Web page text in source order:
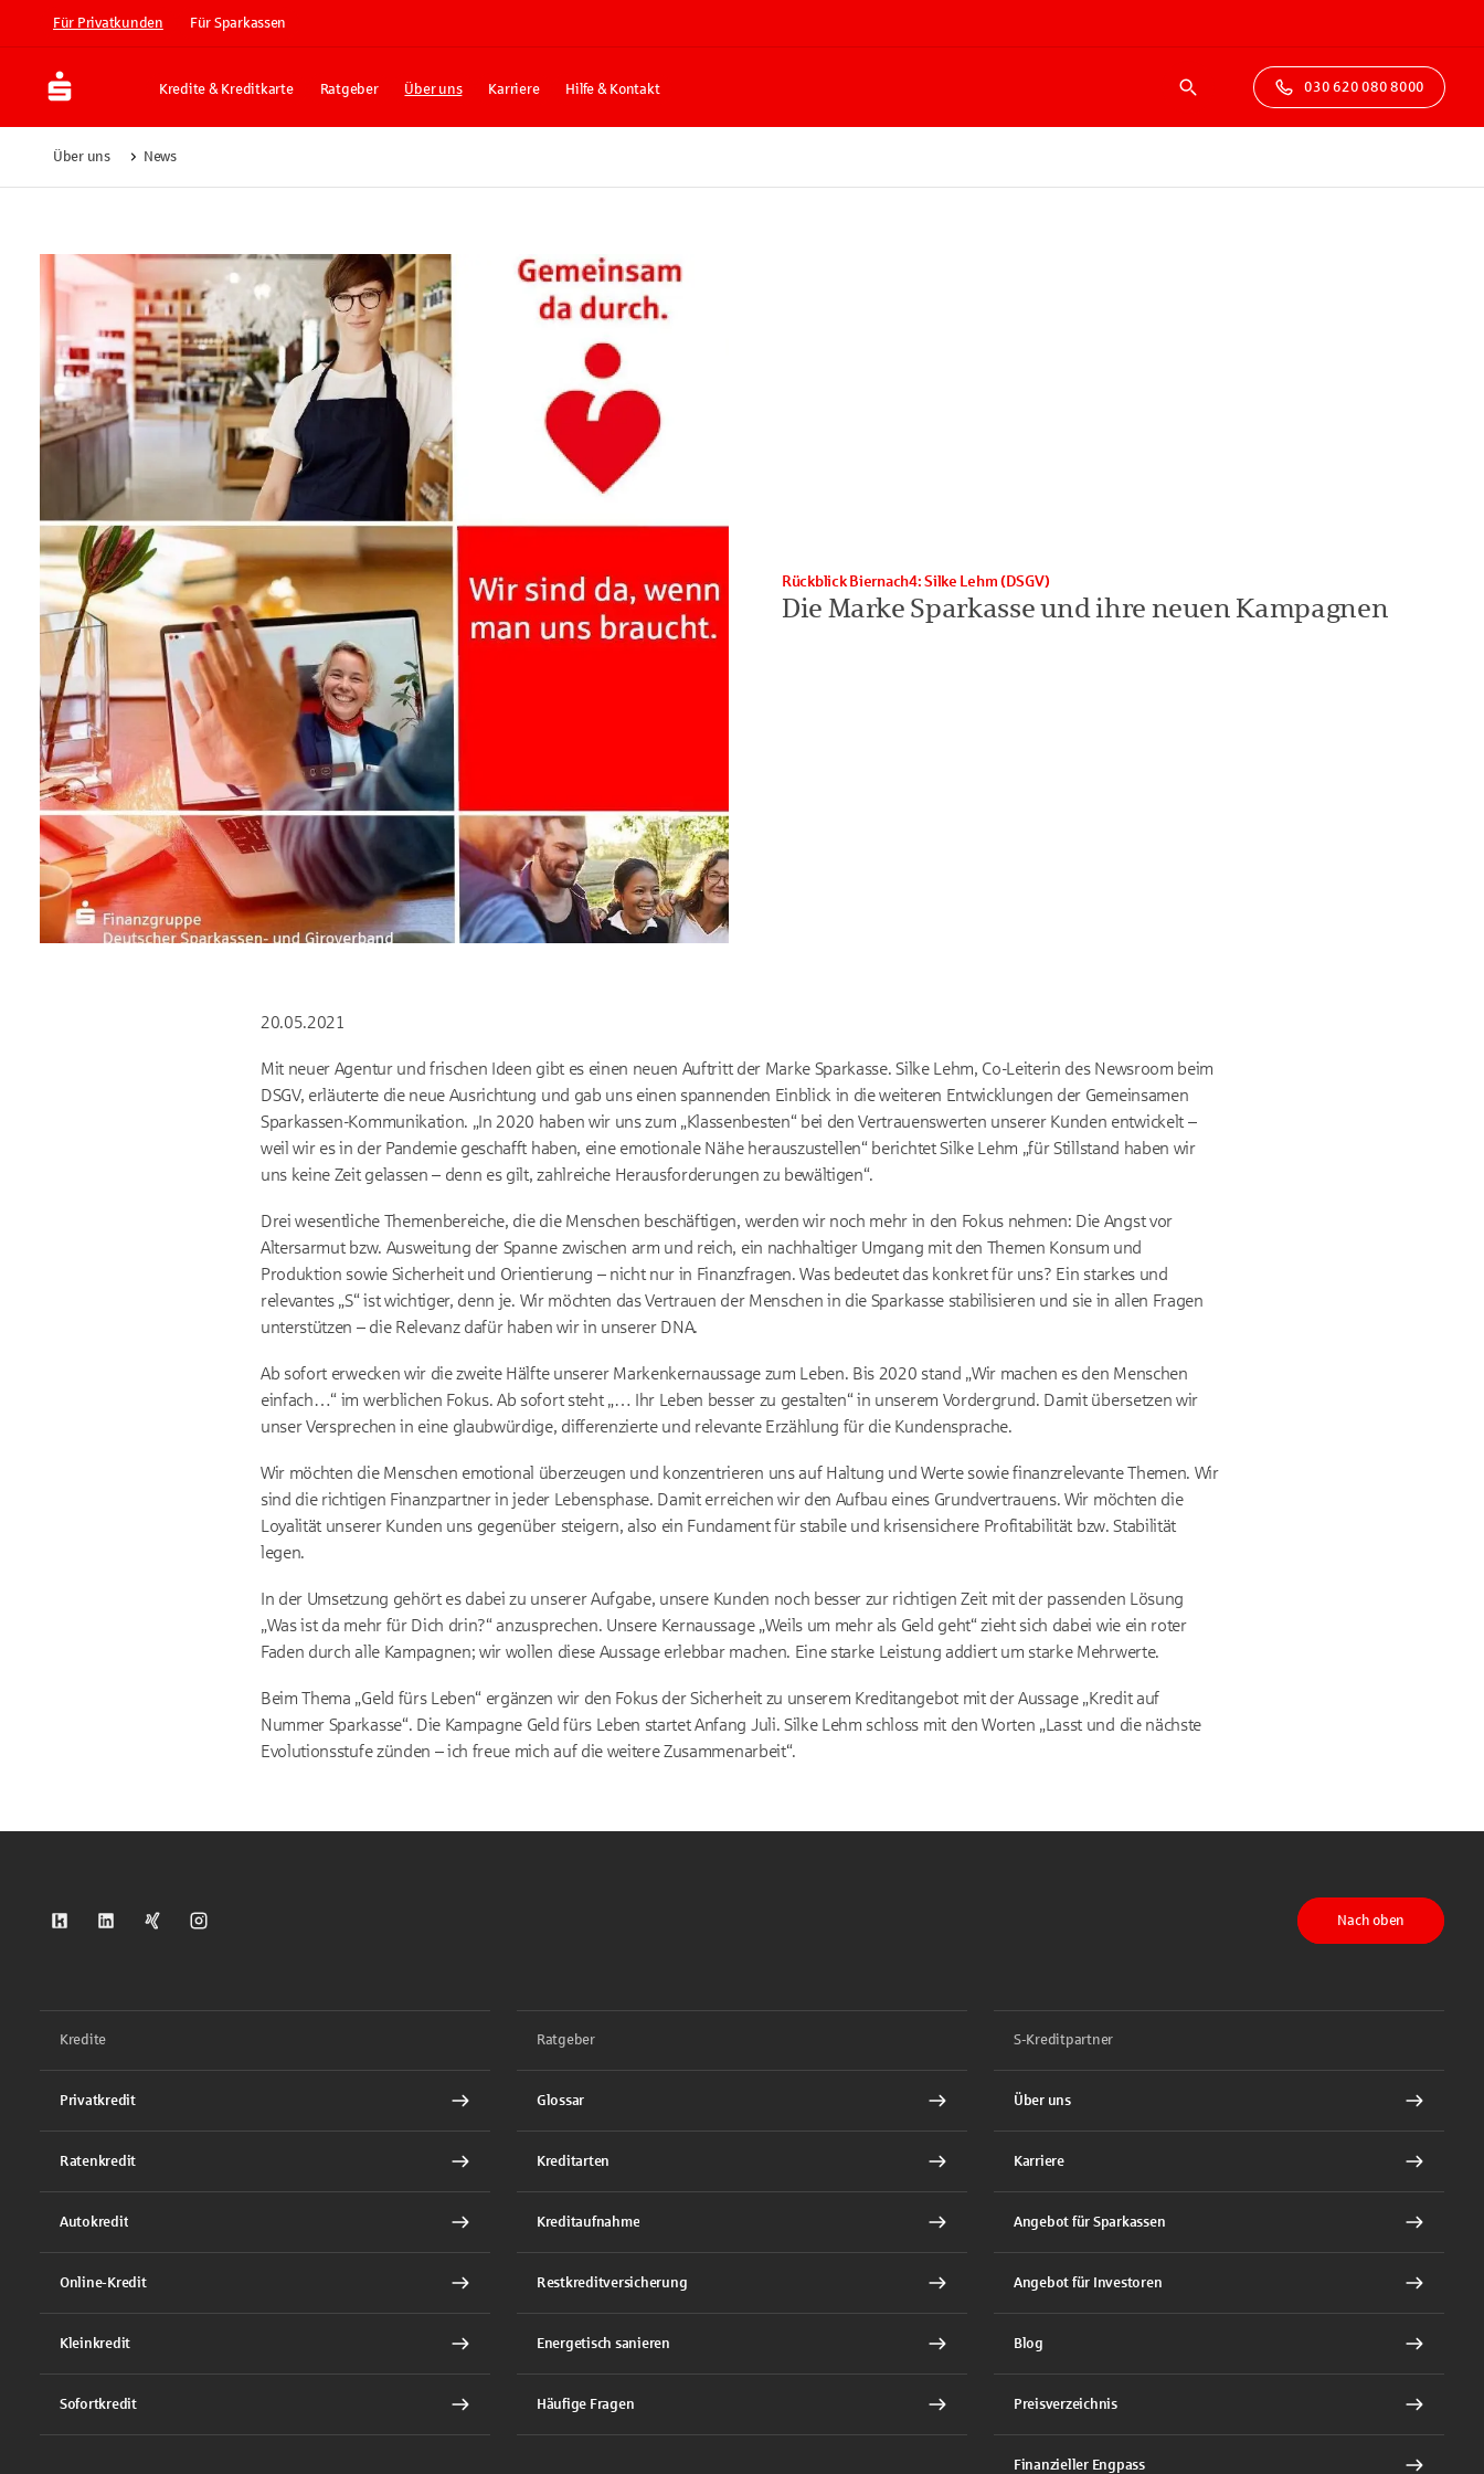
Für Privatkunden Für Sparkassen
Kredite & Kreditkarte Ratgeber Über uns Karriere Hilfe & Kontakt
Suche
030 620 080 8000
Über uns News
Die Marke Sparkasse und ihre neuen Kampagnen
Rückblick Biernach4: Silke Lehm (DSGV)
20.05.2021
Mit neuer Agentur und frischen Ideen gibt es einen neuen Auftritt der Marke Sparkasse. Silke Lehm, Co-Leiterin des Newsroom beim
DSGV, erläuterte die neue Ausrichtung und gab uns einen spannenden Einblick in die weiteren Entwicklungen der Gemeinsamen
Sparkassen-Kommunikation. „In 2020 haben wir uns zum „Klassenbesten“ bei den Vertrauenswerten unserer Kunden entwickelt –
weil wir es in der Pandemie geschafft haben, eine emotionale Nähe herauszustellen“ berichtet Silke Lehm „für Stillstand haben wir
uns keine Zeit gelassen – denn es gilt, zahlreiche Herausforderungen zu bewältigen“.
Drei wesentliche Themenbereiche, die die Menschen beschäftigen, werden wir noch mehr in den Fokus nehmen: Die Angst vor
Altersarmut bzw. Ausweitung der Spanne zwischen arm und reich, ein nachhaltiger Umgang mit den Themen Konsum und
Produktion sowie Sicherheit und Orientierung – nicht nur in Finanzfragen. Was bedeutet das konkret für uns? Ein starkes und
relevantes „S“ ist wichtiger, denn je. Wir möchten das Vertrauen der Menschen in die Sparkasse stabilisieren und sie in allen Fragen
unterstützen – die Relevanz dafür haben wir in unserer DNA.
Ab sofort erwecken wir die zweite Hälfte unserer Markenkernaussage zum Leben. Bis 2020 stand „Wir machen es den Menschen
einfach…“ im werblichen Fokus. Ab sofort steht „… Ihr Leben besser zu gestalten“ in unserem Vordergrund. Damit übersetzen wir
unser Versprechen in eine glaubwürdige, differenzierte und relevante Erzählung für die Kundensprache.
Wir möchten die Menschen emotional überzeugen und konzentrieren uns auf Haltung und Werte sowie finanzrelevante Themen. Wir
sind die richtigen Finanzpartner in jeder Lebensphase. Damit erreichen wir den Aufbau eines Grundvertrauens. Wir möchten die
Loyalität unserer Kunden uns gegenüber steigern, also ein Fundament für stabile und krisensichere Profitabilität bzw. Stabilität
legen.
In der Umsetzung gehört es dabei zu unserer Aufgabe, unsere Kunden noch besser zur richtigen Zeit mit der passenden Lösung
„Was ist da mehr für Dich drin?“ anzusprechen. Unsere Kernaussage „Weils um mehr als Geld geht“ zieht sich dabei wie ein roter
Faden durch alle Kampagnen; wir wollen diese Aussage erlebbar machen. Eine starke Leistung addiert um starke Mehrwerte.
Beim Thema „Geld fürs Leben“ ergänzen wir den Fokus der Sicherheit zu unserem Kreditangebot mit der Aussage „Kredit auf
Nummer Sparkasse“. Die Kampagne Geld fürs Leben startet Anfang Juli. Silke Lehm schloss mit den Worten „Lasst und die nächste
Evolutionsstufe zünden – ich freue mich auf die weitere Zusammenarbeit“.
S-Kreditpartner auf Kununu
S-Kreditpartner auf LinkedIn
S-Kreditpartner auf Xing
S-Kreditpartner auf Instagram
Nach oben
Kredite
Privatkredit
Ratenkredit
Autokredit
Online-Kredit
Kleinkredit
Sofortkredit
Ratgeber
Glossar
Kreditarten
Kreditaufnahme
Restkreditversicherung
Energetisch sanieren
Häufige Fragen
S-Kreditpartner
Über uns
Karriere
Angebot für Sparkassen
Angebot für Investoren
Blog
Preisverzeichnis
Finanzieller Engpass